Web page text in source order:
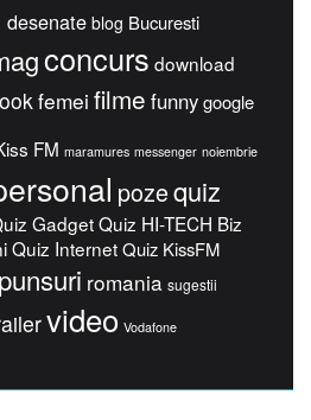
desenate blog Bucuresti
concurs download
femei filme funny google
FM maramures messenger noiembrie
pozequiz
GadgetQuiz HI-TECH Biz
Quiz Internet Quiz KissFM
romania sugestii
video Vodafone